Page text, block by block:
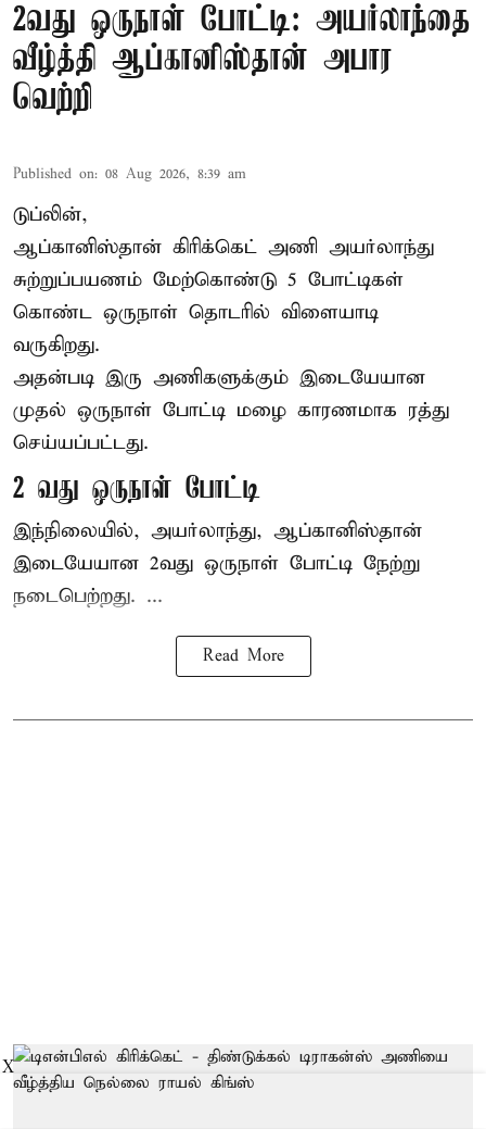
2வது ஒருநாள் போட்டி: அயர்லாந்தை
வீழ்த்தி ஆப்கானிஸ்தான் அபார
வெற்றி
Published on: 08 Aug 2026, 8:39 am
டுப்லின்,
ஆப்கானிஸ்தான் கிரிக்கெட் அணி அயர்லாந்து
சுற்றுப்பயணம் மேற்கொண்டு 5 போட்டிகள்
கொண்ட ஒருநாள் தொடரில் விளையாடி
வருகிறது.
அதன்படி இரு அணிகளுக்கும் இடையேயான
முதல் ஒருநாள் போட்டி மழை காரணமாக ரத்து
செய்யப்பட்டது.
2 வது ஒருநாள் போட்டி
இந்நிலையில், அயர்லாந்து, ஆப்கானிஸ்தான்
இடையேயான 2வது ஒருநாள் போட்டி நேற்று
நடைபெற்றது. ...
Read More
X